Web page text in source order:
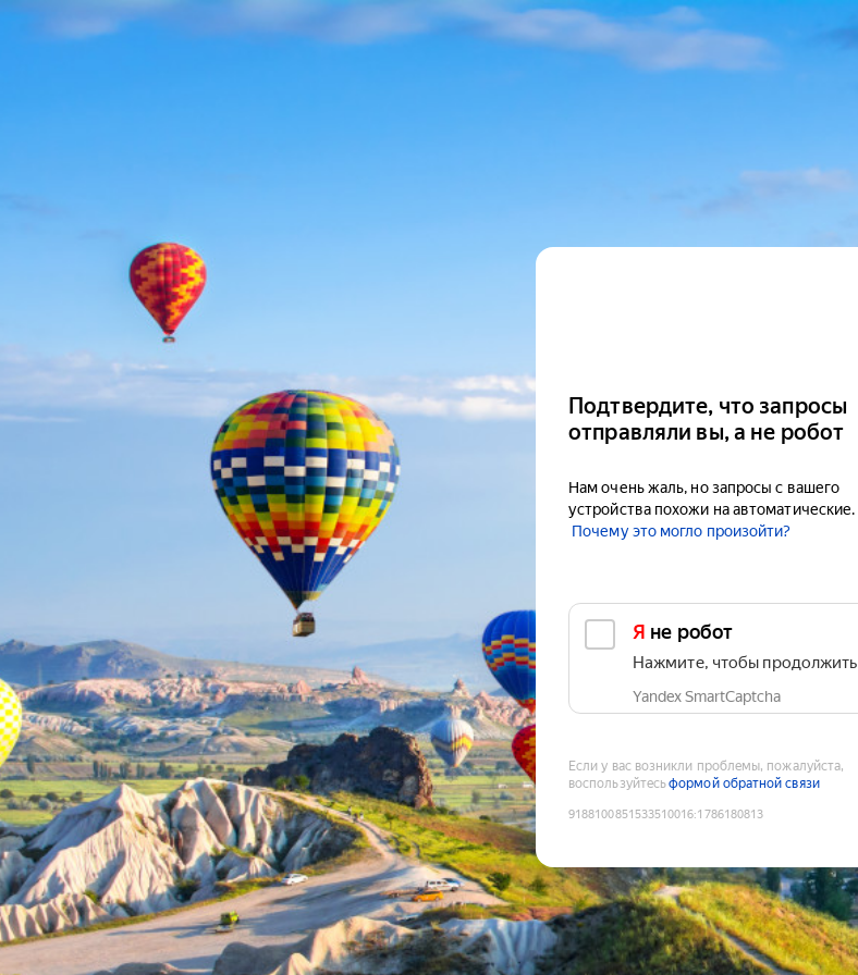
Подтвердите, что запросы
отправляли вы, а не робот
Нам очень жаль, но запросы с вашего
устройства похожи на автоматические.
Почему это могло произойти?
Я не робот
Нажмите, чтобы продолжить
Yandex SmartCaptcha
Если у вас возникли проблемы, пожалуйста,
воспользуйтесьформой обратной связи
9188100851533510016:1786180813